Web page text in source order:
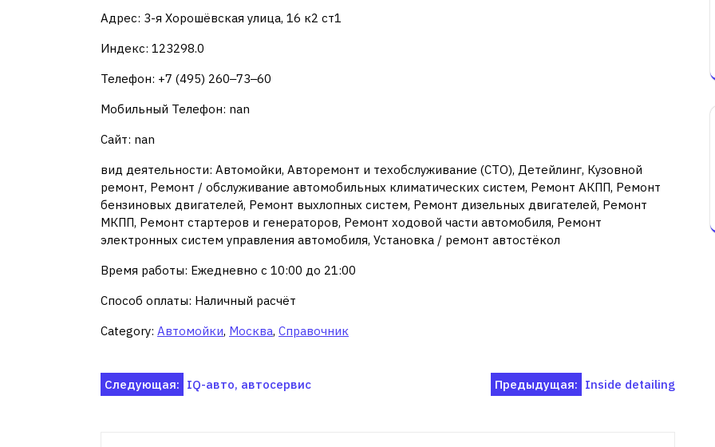
Адрес: 3-я Хорошёвская улица, 16 к2 ст1
Индекс: 123298.0
Телефон: +7 (495) 260‒73‒60
Мобильный Телефон: nan
Сайт: nan
вид деятельности: Автомойки, Авторемонт и техобслуживание (СТО), Детейлинг, Кузовной
ремонт, Ремонт / обслуживание автомобильных климатических систем, Ремонт АКПП, Ремонт
бензиновых двигателей, Ремонт выхлопных систем, Ремонт дизельных двигателей, Ремонт
МКПП, Ремонт стартеров и генераторов, Ремонт ходовой части автомобиля, Ремонт
электронных систем управления автомобиля, Установка / ремонт автостёкол
Время работы: Ежедневно с 10:00 до 21:00
Способ оплаты: Наличный расчёт
Category: Автомойки, Москва, Справочник
Навигация
Предыдущая: Inside detailing
Следующая: IQ-авто, автосервис